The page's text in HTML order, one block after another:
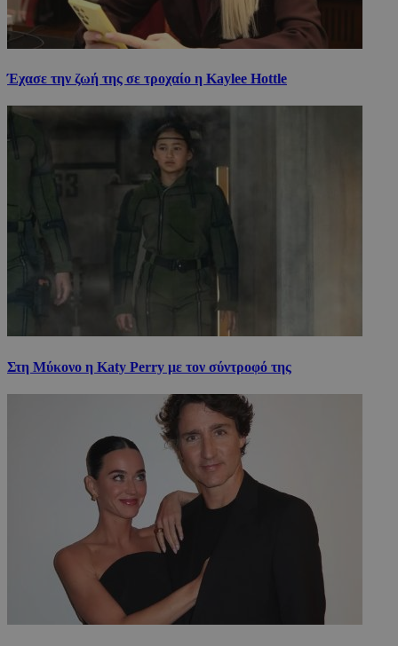
Έχασε την ζωή της σε τροχαίο η Kaylee Hottle
Στη Μύκονο η Katy Perry με τον σύντροφό της